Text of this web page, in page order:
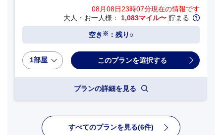
08月08日23時07分現在の情報です
大人・お一人様： 1,083マイル〜 貯まる
空き ※ ：残り○
1部屋
プランの詳細を見る
すべてのプランを見る(6件)